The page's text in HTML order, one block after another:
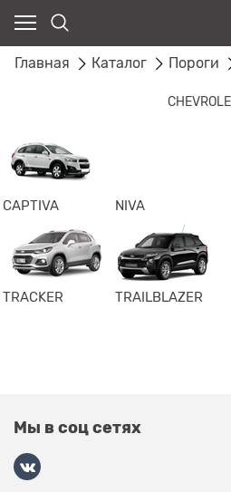
Главная Каталог Пороги
CAPTIVA NIVA
TRACKER TRAILBLAZER
Мы в соц сетях